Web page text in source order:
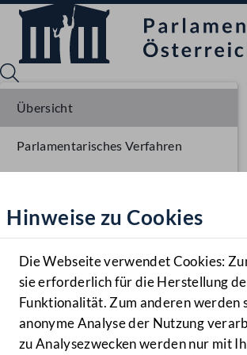
Hilfe
Benutzer
Navigationsmenü öffnen
MENÜ
Hinweise zu Cookies
Die Webseite verwendet Cookies:
sie erforderlich für die Herstellung
Funktionalität. Zum anderen werden
anonyme Analyse der Nutzung
zu Analysezwecken werden nur mit
Übersicht
Parlamentarisches Verfahren
Ausschussberatungen NR